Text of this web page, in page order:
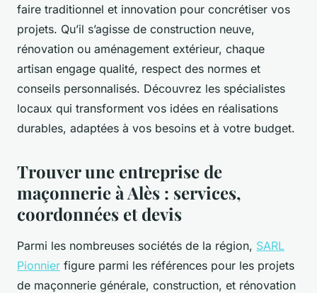
faire traditionnel et innovation pour concrétiser vos
projets. Qu’il s’agisse de construction neuve,
rénovation ou aménagement extérieur, chaque
artisan engage qualité, respect des normes et
conseils personnalisés. Découvrez les spécialistes
locaux qui transforment vos idées en réalisations
durables, adaptées à vos besoins et à votre budget.
Trouver une entreprise de
maçonnerie à Alès : services,
coordonnées et devis
Parmi les nombreuses sociétés de la région, SARL
Pionnier figure parmi les références pour les projets
de maçonnerie générale, construction, et rénovation